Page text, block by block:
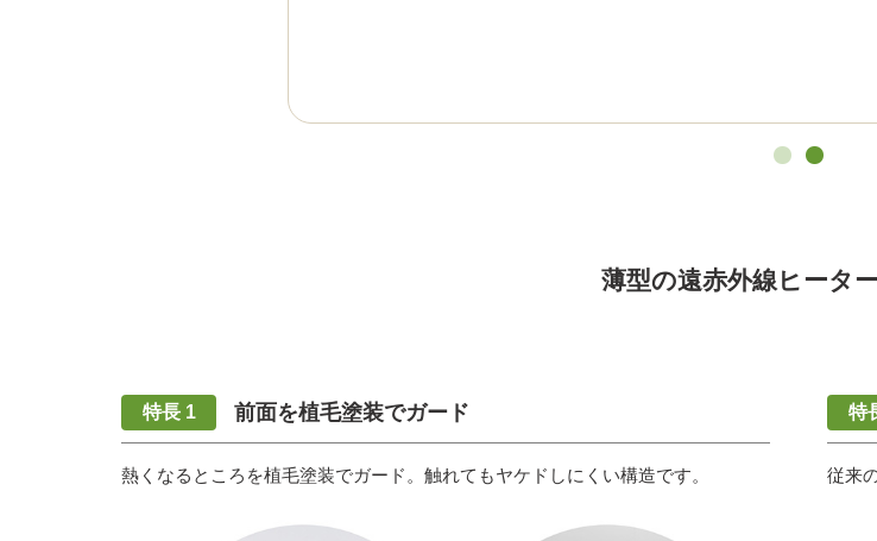
薄型の遠赤外線ヒータ
前面を植毛塗装でガード
熱くなるところを植毛塗装でガード。触れてもヤケドしにくい構造です。 従来